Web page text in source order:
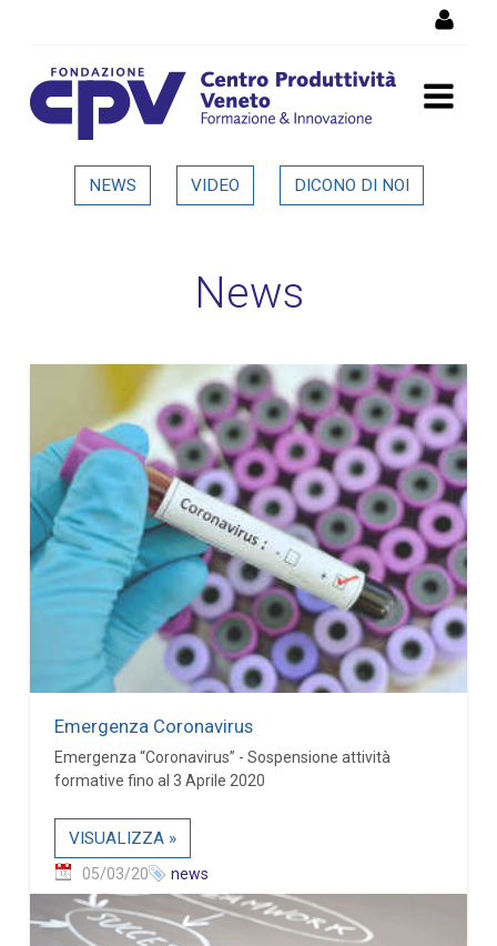
Dettaglio in evidenza
NEWS VIDEO DICONO DI NOI
News
Emergenza Coronavirus
Emergenza “Coronavirus” - Sospensione attività
formative fino al 3 Aprile 2020
VISUALIZZA »
05/03/20 news